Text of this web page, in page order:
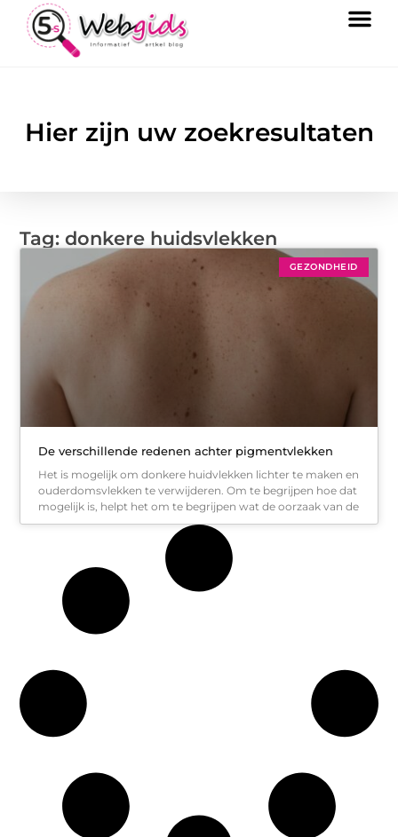
Hier zijn uw zoekresultaten
Tag: donkere huidsvlekken
GEZONDHEID
De verschillende redenen achter pigmentvlekken
Het is mogelijk om donkere huidvlekken lichter te maken en
ouderdomsvlekken te verwijderen. Om te begrijpen hoe dat
mogelijk is, helpt het om te begrijpen wat de oorzaak van de